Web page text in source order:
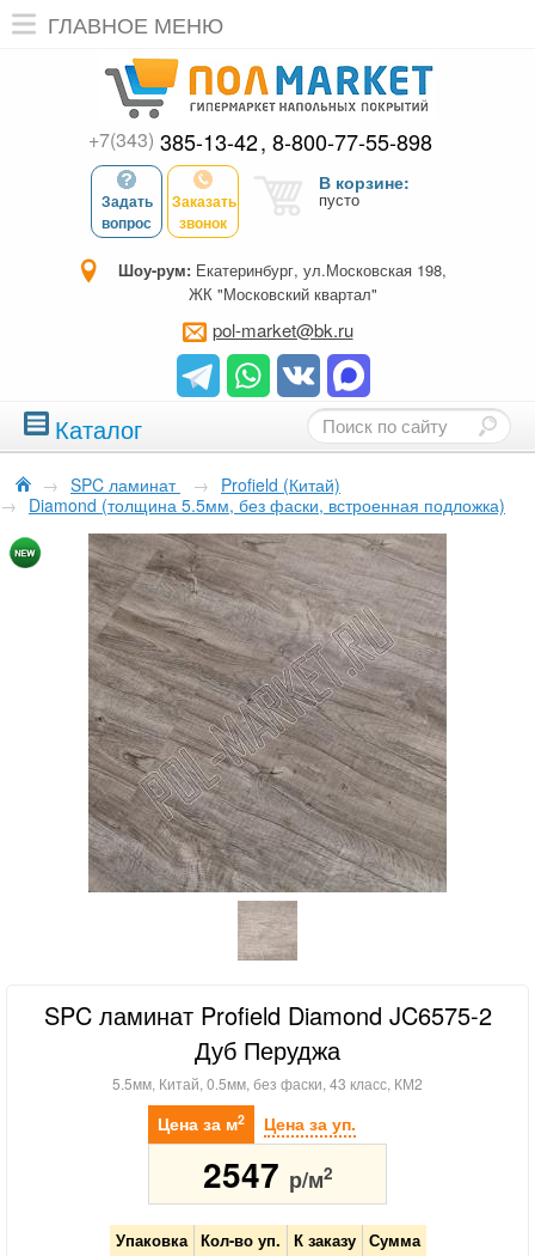
ГЛАВНОЕ МЕНЮ
+7(343) 385-13-42 8-800-77-55-898
Задать
вопрос
Заказать
звонок
В корзине:
пусто
Шоу-рум: Екатеринбург, ул.Московская 198,
ЖК "Московский квартал"
pol-market@bk.ru
Каталог
→ SPC ламинат → Profield (Китай)
→ Diamond (толщина 5.5мм, без фаски, встроенная подложка)
SPC ламинат Profield Diamond JC6575-2
Дуб Перуджа
5.5мм, Китай, 0.5мм, без фаски, 43 класс, КМ2
Цена за м2 Цена за уп.
2547 р/м2
Упаковка Кол-во уп. К заказу
Сумма